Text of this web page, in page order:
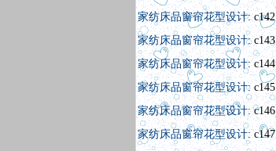
家纺床品窗帘花型设计: c142
家纺床品窗帘花型设计: c143
家纺床品窗帘花型设计: c144
家纺床品窗帘花型设计: c145
家纺床品窗帘花型设计: c146
家纺床品窗帘花型设计: c147